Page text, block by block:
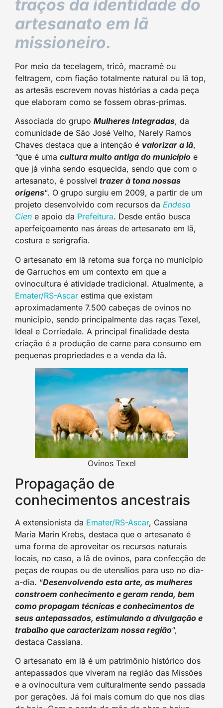
traços da identidade do
artesanato em lã
missioneiro.
Por meio da tecelagem, tricô, macramê ou
feltragem, com fiação totalmente natural ou lã top,
as artesãs escrevem novas histórias a cada peça
que elaboram como se fossem obras-primas.
Associada do grupo Mulheres Integradas, da
comunidade de São José Velho, Narely Ramos
Chaves destaca que a intenção é valorizar a lã,
“que é uma cultura muito antiga do município e
que já vinha sendo esquecida, sendo que com o
artesanato, é possível trazer à tona nossas
origens“. O grupo surgiu em 2009, a partir de um
projeto desenvolvido com recursos da Endesa
Cien e apoio da Prefeitura. Desde então busca
aperfeiçoamento nas áreas de artesanato em lã,
costura e serigrafia.
O artesanato em lã retoma sua força no município
de Garruchos em um contexto em que a
ovinocultura é atividade tradicional. Atualmente, a
Emater/RS-Ascar estima que existam
aproximadamente 7.500 cabeças de ovinos no
município, sendo principalmente das raças Texel,
Ideal e Corriedale. A principal finalidade desta
criação é a produção de carne para consumo em
pequenas propriedades e a venda da lã.
Ovinos Texel
Propagação de
conhecimentos ancestrais
A extensionista da Emater/RS-Ascar, Cassiana
Maria Marin Krebs, destaca que o artesanato é
uma forma de aproveitar os recursos naturais
locais, no caso, a lã de ovinos, para confecção de
peças de roupas ou de utensílios para uso no dia-
a-dia. “Desenvolvendo esta arte, as mulheres
constroem conhecimento e geram renda, bem
como propagam técnicas e conhecimentos de
seus antepassados, estimulando a divulgação e
trabalho que caracterizam nossa região“,
destaca Cassiana.
O artesanato em lã é um patrimônio histórico dos
antepassados que viveram na região das Missões
e a ovinocultura vem culturalmente sendo passada
por gerações. Já foi mais comum do que nos dias